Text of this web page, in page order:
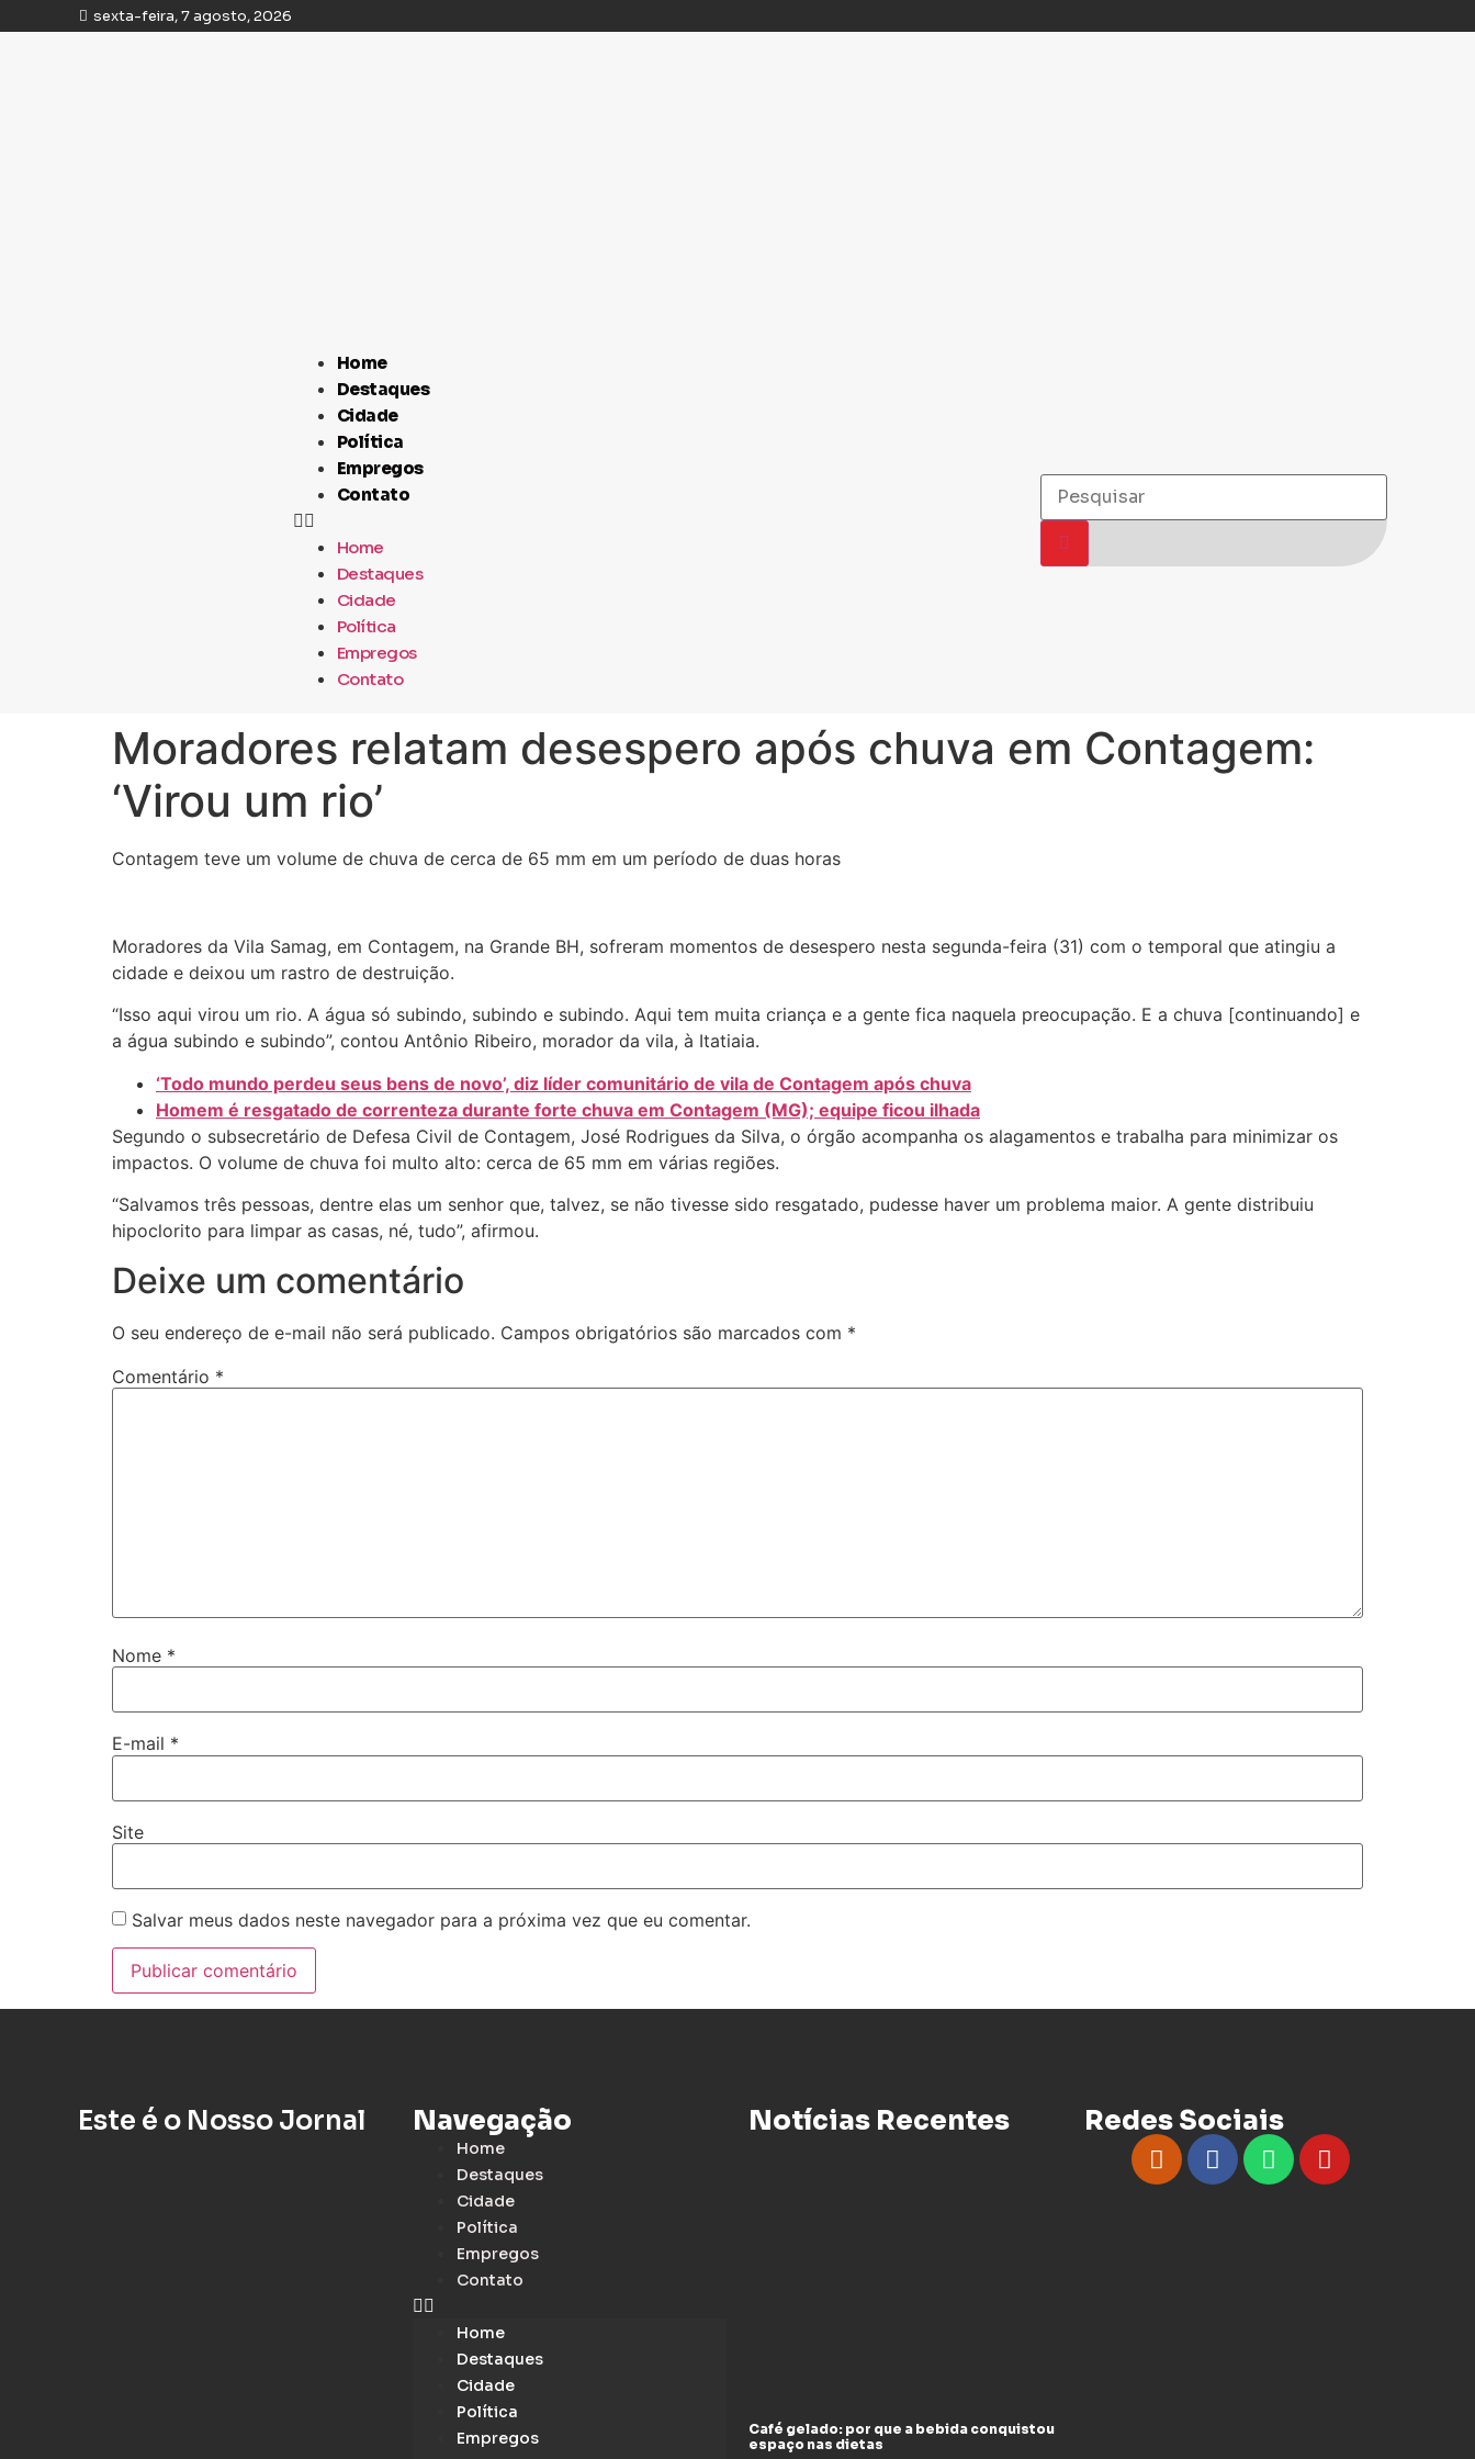
sexta-feira, 7 agosto, 2026
Home
Destaques
Cidade
Política
Empregos
Contato
Home
Destaques
Cidade
Política
Empregos
Contato
Moradores relatam desespero após chuva em Contagem:
‘Virou um rio’
Contagem teve um volume de chuva de cerca de 65 mm em um período de duas horas
Moradores da Vila Samag, em Contagem, na Grande BH, sofreram momentos de desespero nesta segunda-feira (31) com o temporal que atingiu a
cidade e deixou um rastro de destruição.
“Isso aqui virou um rio. A água só subindo, subindo e subindo. Aqui tem muita criança e a gente fica naquela preocupação. E a chuva [continuando] e
a água subindo e subindo”, contou Antônio Ribeiro, morador da vila, à Itatiaia.
‘Todo mundo perdeu seus bens de novo’, diz líder comunitário de vila de Contagem após chuva
Homem é resgatado de correnteza durante forte chuva em Contagem (MG); equipe ficou ilhada
Segundo o subsecretário de Defesa Civil de Contagem, José Rodrigues da Silva, o órgão acompanha os alagamentos e trabalha para minimizar os
impactos. O volume de chuva foi multo alto: cerca de 65 mm em várias regiões.
“Salvamos três pessoas, dentre elas um senhor que, talvez, se não tivesse sido resgatado, pudesse haver um problema maior. A gente distribuiu
hipoclorito para limpar as casas, né, tudo”, afirmou.
Deixe um comentário
O seu endereço de e-mail não será publicado. Campos obrigatórios são marcados com *
Comentário *
Nome *
E-mail *
Site
Salvar meus dados neste navegador para a próxima vez que eu comentar.
Este é o Nosso Jornal Navegação
Home
Destaques
Cidade
Política
Empregos
Contato
Home
Destaques
Cidade
Política
Empregos
Notícias Recentes
Café gelado: por que a bebida conquistou
espaço nas dietas
Redes Sociais